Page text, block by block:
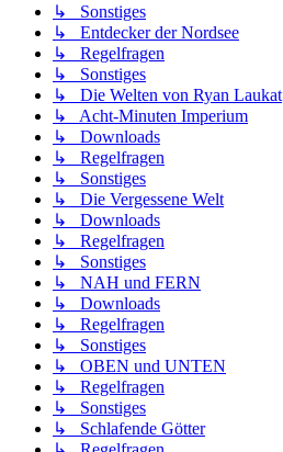
↳ Sonstiges
↳ Entdecker der Nordsee
↳ Regelfragen
↳ Sonstiges
↳ Die Welten von Ryan Laukat
↳ Acht-Minuten Imperium
↳ Downloads
↳ Regelfragen
↳ Sonstiges
↳ Die Vergessene Welt
↳ Downloads
↳ Regelfragen
↳ Sonstiges
↳ NAH und FERN
↳ Downloads
↳ Regelfragen
↳ Sonstiges
↳ OBEN und UNTEN
↳ Regelfragen
↳ Sonstiges
↳ Schlafende Götter